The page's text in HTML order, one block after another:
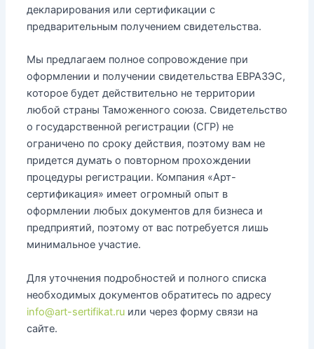
декларирования или сертификации с
предварительным получением свидетельства.
Мы предлагаем полное сопровождение при
оформлении и получении свидетельства ЕВРАЗЭС,
которое будет действительно не территории
любой страны Таможенного союза. Свидетельство
о государственной регистрации (СГР) не
ограничено по сроку действия, поэтому вам не
придется думать о повторном прохождении
процедуры регистрации. Компания «Арт-
сертификация» имеет огромный опыт в
оформлении любых документов для бизнеса и
предприятий, поэтому от вас потребуется лишь
минимальное участие.
Для уточнения подробностей и полного списка
необходимых документов обратитесь по адресу
info@art-sertifikat.ruили через форму связи на
сайте.